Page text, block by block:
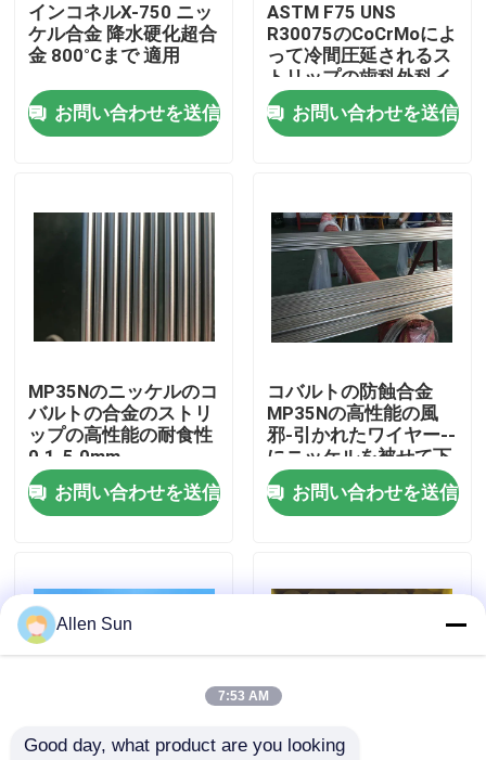
家へ
ビデオ
わたしたち に つい て
工場 ツアー
品質管理
ニュース
引金 を 求め て ください
インコネルX-750 ニッ
ケル合金 降水硬化超合
金 800°Cまで 適用
お問い合わせを送信
ASTM F75 UNS
R30075のCoCrMoによ
って冷間圧延されるス
トリップの歯科外科イ
ンプラント塗布
お問い合わせを送信
MP35Nのニッケルのコ
バルトの合金のストリ
ップの高性能の耐食性
0.1-5.0mm
お問い合わせを送信
コバルトの防蝕合金
MP35Nの高性能の風
邪-引かれたワイヤー--
にニッケルを被せて下
さい
お問い合わせを送信
Allen Sun
7:53 AM
Good day, what product are you looking